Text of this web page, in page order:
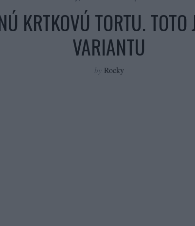
KRTKOVÚ TORTU. TOTO
VARIANTU
by Rocky